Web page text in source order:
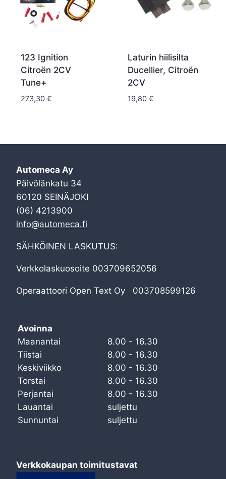
123 Ignition
Citroën 2CV
Tune+
273,30 €
Laturin hiilisilta
Ducellier, Citroën
2CV
19,80 €
Automeca Ay
Päivölänkatu 34
60120 SEINÄJOKI
(06) 4213900
info@automeca.fi
SÄHKÖINEN LASKUTUS:
Verkkolaskuosoite 003709652056
Operaattoori Open Text Oy 003708599126
Avoinna
Maanantai
8.00 - 16.30
Tiistai
8.00 - 16.30
Keskiviikko
8.00 - 16.30
Torstai
8.00 - 16.30
Perjantai
8.00 - 16.30
Lauantai
suljettu
Sunnuntai
suljettu
Verkkokaupan toimitustavat